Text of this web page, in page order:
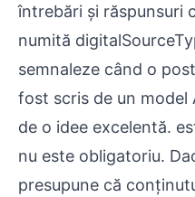
întrebări și răspunsuri
numită
semnaleze când o
fost scris de un model
de o idee excelentă.
nu este obligatoriu.
presupune că